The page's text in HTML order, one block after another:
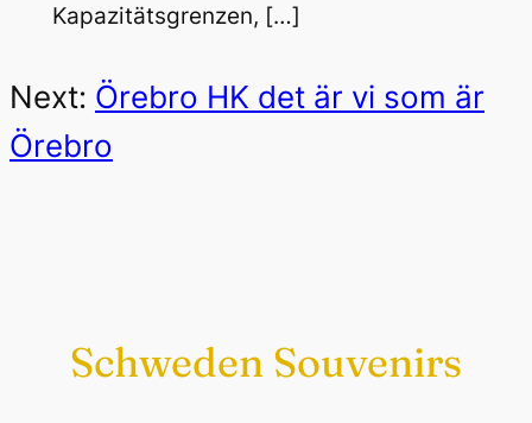
Kapazitätsgrenzen, […]
Next: Örebro HK det är vi som är
Örebro
Schweden Souvenirs